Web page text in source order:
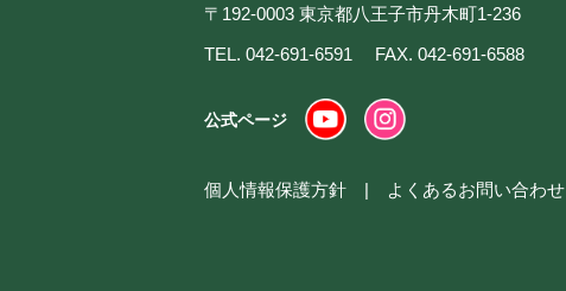
〒192-0003 東京都八王子市丹木町1-236
TEL. 042-691-6591
FAX. 042-691-6588
公式ページ
個人情報保護方針 よくあるお問い合わせ